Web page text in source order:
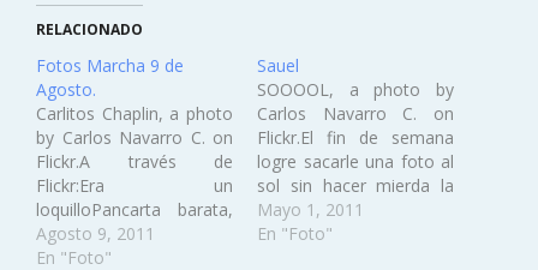
RELACIONADO
Fotos Marcha 9 de
Agosto.
Carlitos Chaplin, a photo
by Carlos Navarro C. on
Flickr.A través de
Flickr:Era un
loquilloPancarta barata,
a photo by Carlos
Navarro C. on Flickr.A
Agosto 9, 2011
En "Foto"
Sauel
SOOOOL, a photo by
Carlos Navarro C. on
Flickr.El fin de semana
logre sacarle una foto al
sol sin hacer mierda la
cámara (espero xD)
Mayo 1, 2011
En "Foto"